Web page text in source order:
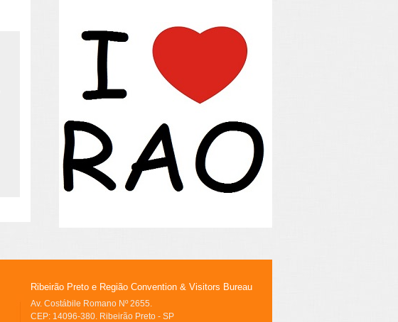
Ribeirão Preto e Região Convention & Visitors Bureau
Av. Costábile Romano Nº 2655.
CEP: 14096-380. Ribeirão Preto - SP